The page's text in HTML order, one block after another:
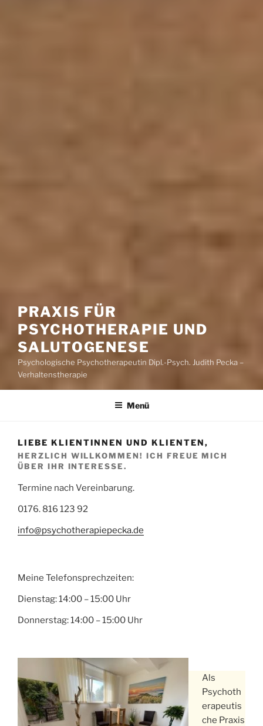
PRAXIS FÜR
PSYCHOTHERAPIE UND
SALUTOGENESE
Psychologische Psychotherapeutin Dipl.-Psych. Judith Pecka –
Verhaltenstherapie
Menü
LIEBE KLIENTINNEN UND KLIENTEN,
HERZLICH WILLKOMMEN! ICH FREUE MICH
ÜBER IHR INTERESSE.
Termine nach Vereinbarung.
0176. 816 123 92
info@psychotherapiepecka.de
Meine Telefonsprechzeiten:
Dienstag: 14:00 – 15:00 Uhr
Donnerstag: 14:00 – 15:00 Uhr
Als
Psychoth
erapeutis
che Praxis